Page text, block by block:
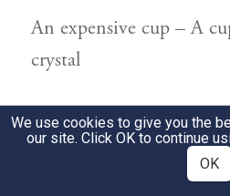
An expensive cup – A
crystal
31a:3
We use cookies to give you the
our site. Click OK to continue
OK